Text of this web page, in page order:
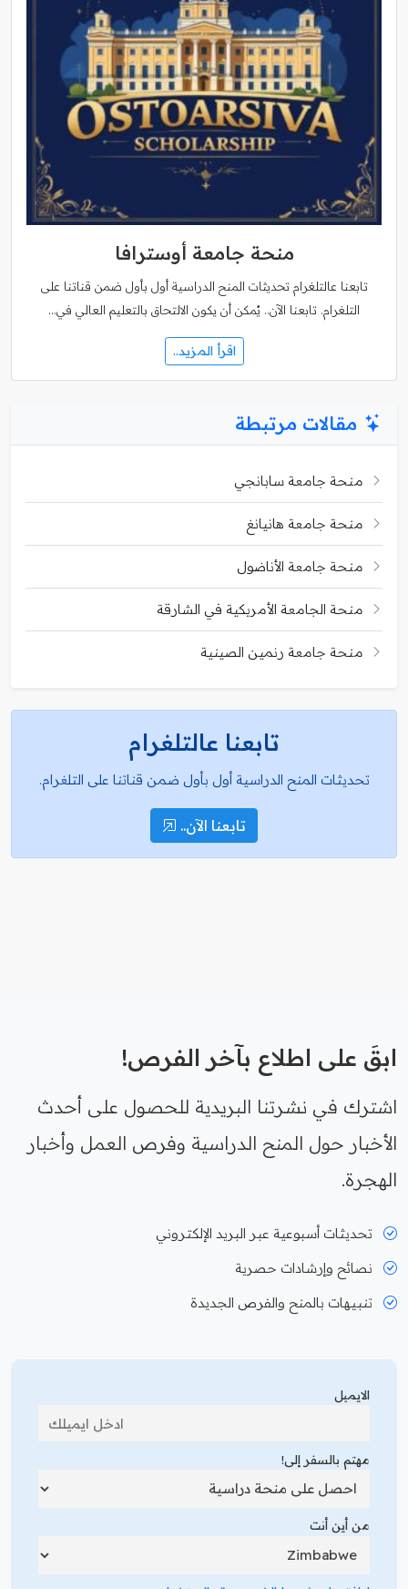
منحة جامعة أوسترافا
تابعنا عالتلغرام تحديثات المنح الدراسية أول بأول ضمن قناتنا على
التلغرام. تابعنا الآن.. يُمكن أن يكون الالتحاق بالتعليم العالي في…
اقرأ المزيد..
مقالات مرتبطة
منحة جامعة سابانجي
منحة جامعة هانيانغ
منحة جامعة الأناضول
منحة الجامعة الأمريكية في الشارقة
منحة جامعة رنمين الصينية
تابعنا عالتلغرام
تحديثات المنح الدراسية أول بأول ضمن قناتنا على التلغرام.
تابعنا الآن..
ابقَ على اطلاع بآخر الفرص!
اشترك في نشرتنا البريدية للحصول على أحدث
الأخبار حول المنح الدراسية وفرص العمل وأخبار
الهجرة.
تحديثات أسبوعية عبر البريد الإلكتروني
نصائح وإرشادات حصرية
تنبيهات بالمنح والفرص الجديدة
الايميل
مهتم بالسفر إلى!
من أين أنت